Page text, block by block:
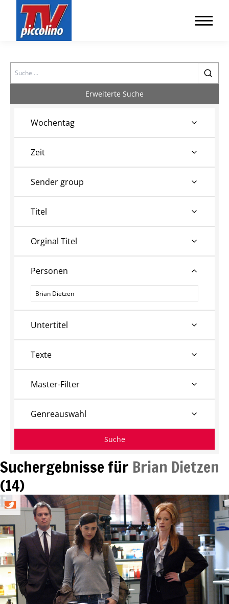
Search
Suchergebnisse für Brian Dietzen
(14)
Erweiterte Suche
Wochentag
Zeit
Sender group
Titel
Orginal Titel
Personen
Personen
Untertitel
Texte
Master-Filter
Genreauswahl
Suche